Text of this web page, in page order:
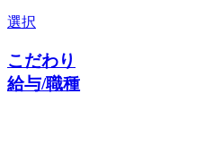
選択
こだわり
給与/職種